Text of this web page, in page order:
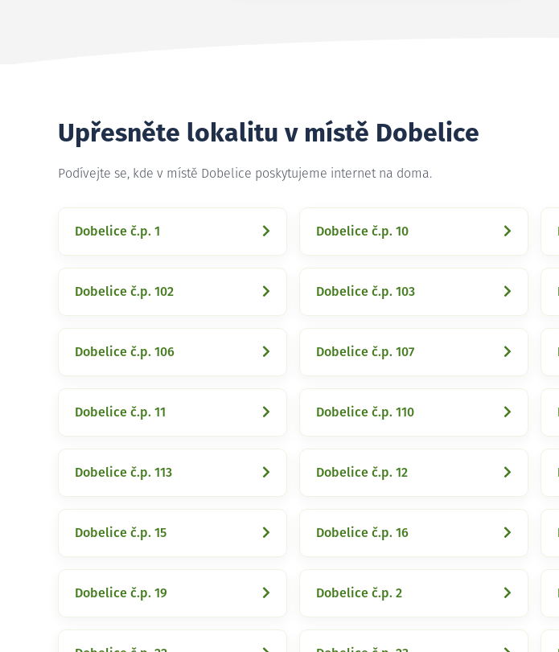
Upřesněte lokalitu v místě Dobelice
Podívejte se, kde v místě Dobelice poskytujeme internet na doma.
Dobelice č.p. 1 Dobelice č.p. 10
Dobelice č.p. 102 Dobelice č.p. 103
Dobelice č.p. 106 Dobelice č.p. 107
Dobelice č.p. 11 Dobelice č.p. 110
Dobelice č.p. 113 Dobelice č.p. 12
Dobelice č.p. 15 Dobelice č.p. 16
Dobelice č.p. 19 Dobelice č.p. 2